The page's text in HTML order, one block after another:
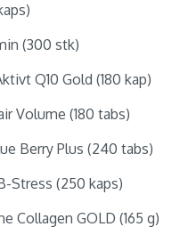
(300 stk)
Q10 Gold (180 kap)
Volume (180 tabs)
Berry Plus (240 tabs)
Stress (250 kaps)
Collagen GOLD (165 g)